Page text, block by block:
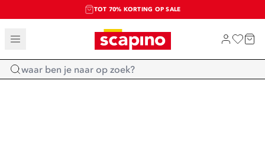
TOT 70% KORTING OP SALE
SALE: LAATSTE KANS!
SHOP NIEUW
Home